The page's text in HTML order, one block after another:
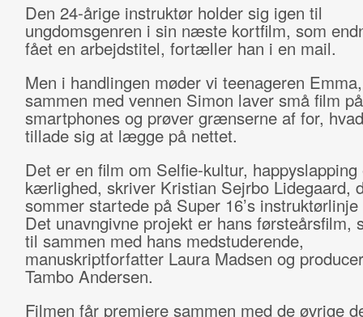
Den 24-årige instruktør holder sig igen til
ungdomsgenren i sin næste kortfilm, som
fået en arbejdstitel, fortæller han i en mail.
Men i handlingen møder vi teenageren
sammen med vennen Simon laver små film
smartphones og prøver grænserne af for,
tillade sig at lægge på nettet.
Det er en film om Selfie-kultur, happyslapping
kærlighed, skriver Kristian Sejrbo Lidegaard,
sommer startede på Super 16’s
Det unavngivne projekt er hans førsteårsfilm,
til sammen med hans medstuderende,
manuskriptforfatter Laura Madsen og
Tambo Andersen.
Filmen får premiere sammen med de øvrige